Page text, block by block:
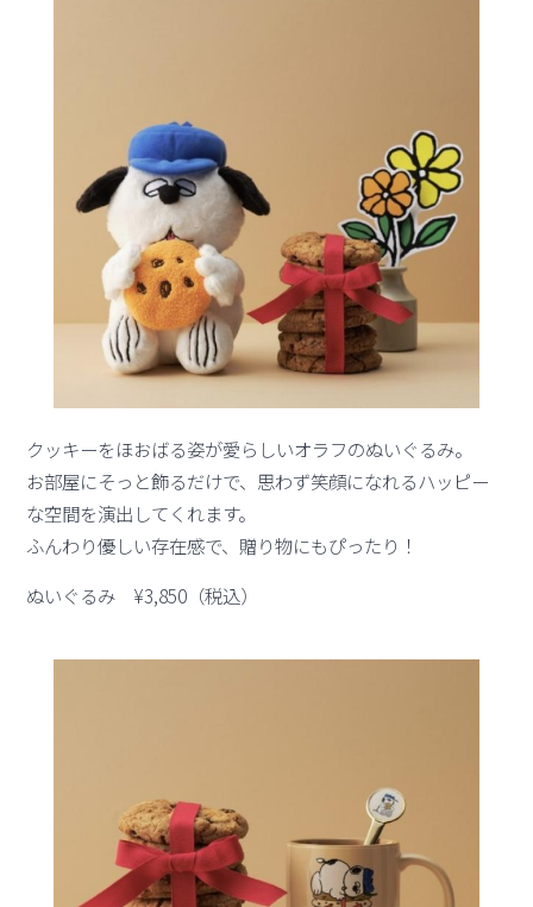
クッキーをほおばる姿が愛らしいオラフのぬいぐるみ。
お部屋にそっと飾るだけで、思わず笑顔になれるハッピー
な空間を演出してくれます。
ふんわり優しい存在感で、贈り物にもぴったり！
ぬいぐるみ ¥3,850（税込）